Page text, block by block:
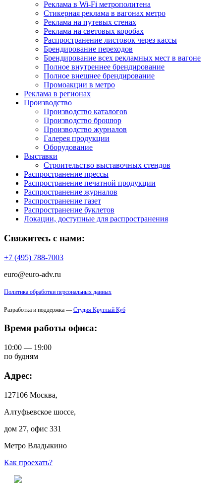
Реклама в Wi-Fi метрополитена
Стикерная реклама в вагонах метро
Реклама на путевых стенах
Реклама на световых коробах
Распространение листовок через кассы
Брендирование переходов
Брендирование всех рекламных мест в вагоне
Полное внутреннее брендирование
Полное внешнее брендирование
Промоакции в метро
Реклама в регионах
Производство
Производство каталогов
Производство брошюр
Производство журналов
Галерея продукции
Оборудование
Выставки
Строительство выставочных стендов
Распространение прессы
Распространение печатной продукции
Распространение журналов
Распространение газет
Распространение буклетов
Локации, доступные для распространения
Свяжитесь с нами:
+7 (495) 788-7003
euro@euro-adv.ru
Политика обработки персональных данных
Разработка и поддержка — Студия Круглый Куб
Время работы офиса:
10:00 — 19:00
по будням
Адрес:
127106 Москва,
Алтуфьевское шоссе,
дом 27, офис 331
Метро Владыкино
Как проехать?